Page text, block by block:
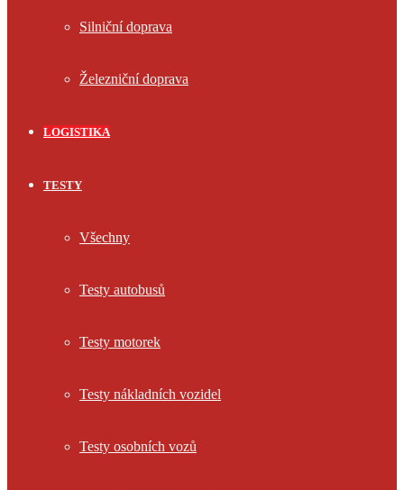
Silniční doprava
Železniční doprava
LOGISTIKA
TESTY
Všechny
Testy autobusů
Testy motorek
Testy nákladních vozidel
Testy osobních vozů